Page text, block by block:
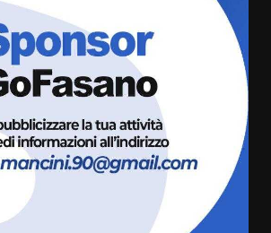
Cura dei beni comuni e
cittadinanza attiva: online
l’avviso per la gestione
condivisa della Villetta di
Laureto
La magia del Minareto e la prima
assoluta de “L’Albergo
Belvedere. Il rapimento”
6 Agosto 2026 06:15